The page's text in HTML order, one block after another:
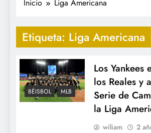
Inicio Liga Americana
Etiqueta: Liga Americana
BÉISBOL MLB
Los Yankees
los Reales y
Serie de
la Liga
wiliam
2